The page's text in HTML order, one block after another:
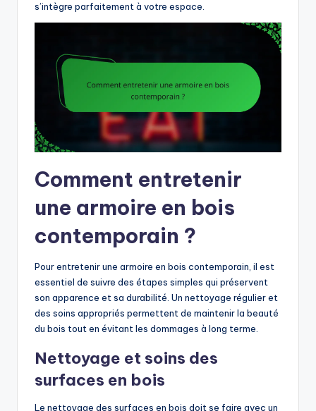
s’intègre parfaitement à votre espace.
Comment entretenir
une armoire en bois
contemporain ?
Pour entretenir une armoire en bois contemporain, il est
essentiel de suivre des étapes simples qui préservent
son apparence et sa durabilité. Un nettoyage régulier et
des soins appropriés permettent de maintenir la beauté
du bois tout en évitant les dommages à long terme.
Nettoyage et soins des
surfaces en bois
Le nettoyage des surfaces en bois doit se faire avec un